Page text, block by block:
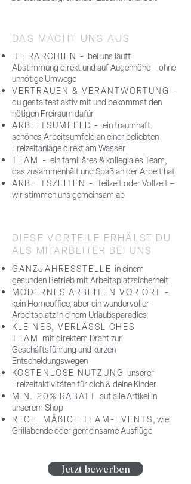
DAS MACHT UNS AUS
HIERARCHIEN - bei uns läuft
Abstimmung direkt und auf Augenhöhe – ohne
unnötige Umwege
VERTRAUEN & VERANTWORTUNG -
du gestaltest aktiv mit und bekommst den
nötigen Freiraum dafür
ARBEITSUMFELD - eintraumhaft
schönes Arbeitsumfeld an einer beliebten
Freizeitanlage direkt am Wasser
TEAM - ein familiäres & kollegiales Team,
das zusammenhält und Spaß an der Arbeit hat
ARBEITSZEITEN - Teilzeit oder Vollzeit –
wir stimmen uns gemeinsam ab
DIESE VORTEILE ERHÄLST DU
ALS MITARBEITER BEI UNS
GANZJAHRESSTELLE in einem
gesunden Betrieb mit Arbeitsplatzsicherheit
MODERNES ARBEITEN VOR ORT -
kein Homeoffice, aber ein wundervoller
Arbeitsplatz in einem Urlaubsparadies
KLEINES, VERLÄSSLICHES
TEAM mit direktem Draht zur
Geschäftsführung und kurzen
Entscheidungswegen
KOSTENLOSE NUTZUNG unserer
Freizeitaktivitäten für dich & deine Kinder
MIN. 20% RABATT auf alle Artikel in
unserem Shop
REGELMÄßIGE TEAM-EVENTS, wie
Grillabende oder gemeinsame Ausflüge
Jetzt bewerben